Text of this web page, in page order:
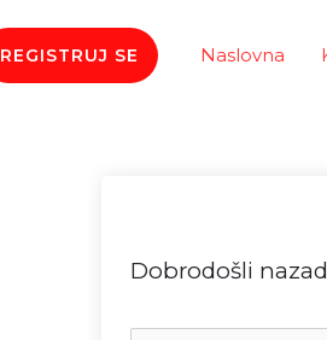
REGISTRUJ SE Naslovna
Dobrodošli